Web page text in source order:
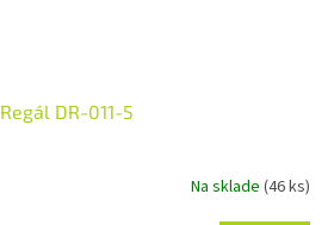
Regál DR-011-5
Na sklade (46 ks)